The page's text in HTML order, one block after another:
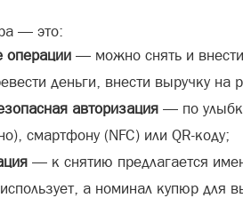
— это:
операции — можно снять и внести
деньги, внести выручку на
авторизация — по
смартфону (NFC) или QR-коду;
— к снятию предлагается
а номинал купюр для